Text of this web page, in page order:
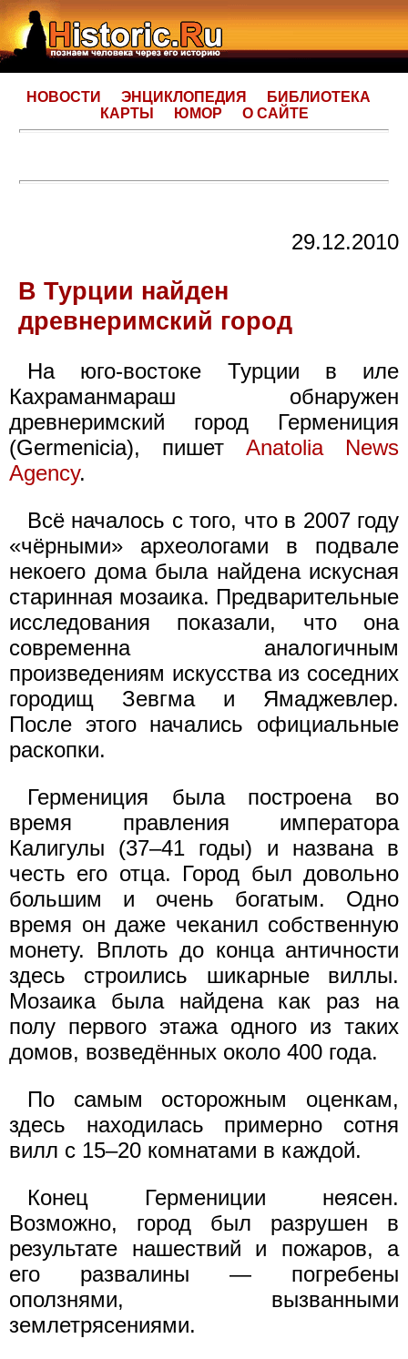
НОВОСТИ ЭНЦИКЛОПЕДИЯ
БИБЛИОТЕКА
КАРТЫ
ЮМОР О САЙТЕ
29.12.2010
В Турции найден
древнеримский город
На юго-востоке Турции в иле
Кахраманмараш обнаружен
древнеримский город Гермениция
(Germenicia), пишет Anatolia News
Agency.
Всё началось с того, что в 2007 году
«чёрными» археологами в подвале
некоего дома была найдена искусная
старинная мозаика. Предварительные
исследования показали, что она
современна аналогичным
произведениям искусства из соседних
городищ Зевгма и Ямаджевлер.
После этого начались официальные
раскопки.
Гермениция была построена во
время правления императора
Калигулы (37–41 годы) и названа в
честь его отца. Город был довольно
большим и очень богатым. Одно
время он даже чеканил собственную
монету. Вплоть до конца античности
здесь строились шикарные виллы.
Мозаика была найдена как раз на
полу первого этажа одного из таких
домов, возведённых около 400 года.
По самым осторожным оценкам,
здесь находилась примерно сотня
вилл с 15–20 комнатами в каждой.
Конец Гермениции неясен.
Возможно, город был разрушен в
результате нашествий и пожаров, а
его развалины — погребены
оползнями, вызванными
землетрясениями.